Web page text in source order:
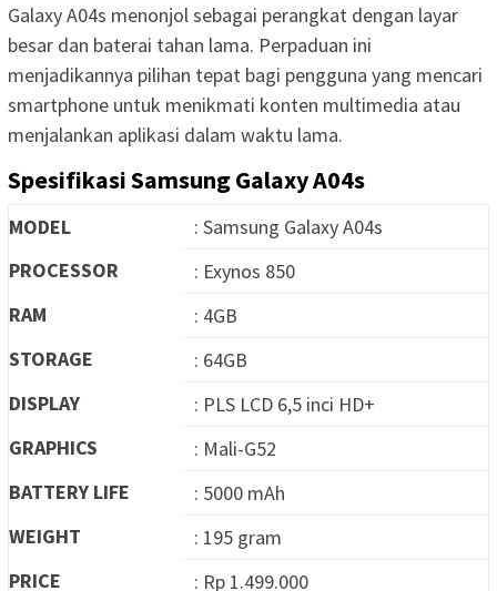
Galaxy A04s menonjol sebagai perangkat dengan layar
besar dan baterai tahan lama. Perpaduan ini
menjadikannya pilihan tepat bagi pengguna yang mencari
smartphone untuk menikmati konten multimedia atau
menjalankan aplikasi dalam waktu lama.
Spesifikasi Samsung Galaxy A04s
MODEL
: Samsung Galaxy A04s
PROCESSOR
: Exynos 850
RAM
: 4GB
STORAGE
: 64GB
DISPLAY
: PLS LCD 6,5 inci HD+
GRAPHICS
: Mali-G52
BATTERY LIFE
: 5000 mAh
WEIGHT
: 195 gram
PRICE
: Rp 1.499.000